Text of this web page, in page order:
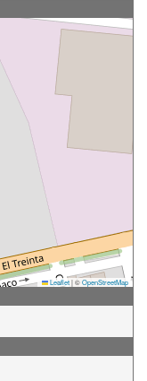
Leaflet|©OpenStreetMap